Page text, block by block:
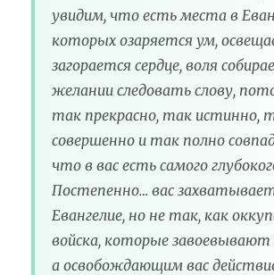
увидим, что есть места в
которых озаряется ум,
загорается сердце, воля
желании следовать слову,
так прекрасно, так истинно,
совершенно и так полно
что в вас есть самого
Постепенно… вас
Евангелие, но не так, как
войска, которые завоевывают
а освобождающим вас